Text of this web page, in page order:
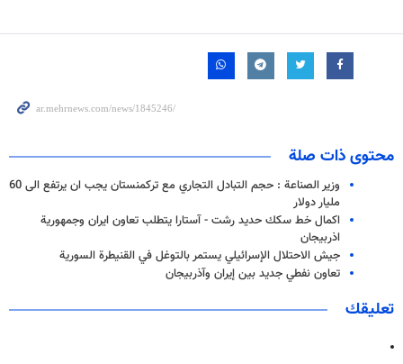
محتوى ذات صلة
وزير الصناعة : حجم التبادل التجاري مع تركمنستان يجب ان يرتفع الى 60
مليار دولار
اكمال خط سكك حديد رشت - آستارا يتطلب تعاون ايران وجمهورية
اذربيجان
جيش الاحتلال الإسرائيلي يستمر بالتوغل في القنيطرة السورية
تعاون نفطي جديد بين إيران وآذربيجان
تعليقك